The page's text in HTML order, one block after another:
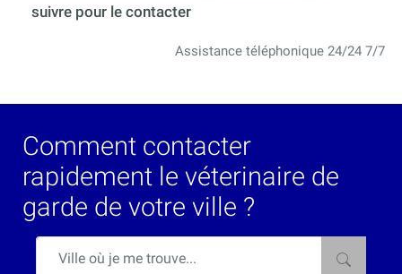
suivre pour le contacter
Assistance téléphonique 24/24 7/7
Comment contacter
rapidement le véterinaire de
garde de votre ville ?